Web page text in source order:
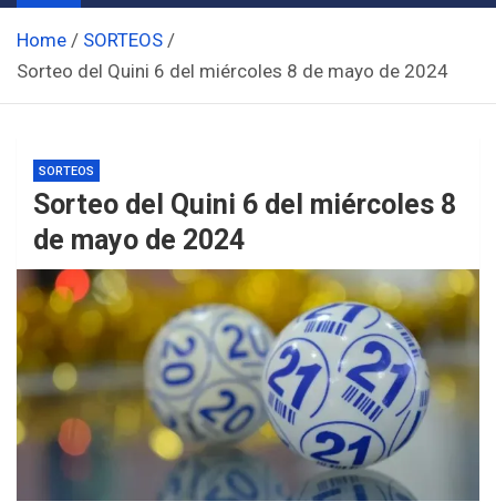
Home
SORTEOS
Sorteo del Quini 6 del miércoles 8 de mayo de 2024
SORTEOS
Sorteo del Quini 6 del miércoles 8
de mayo de 2024